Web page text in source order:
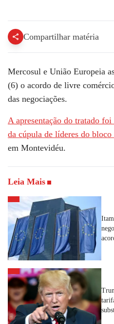
Compartilhar matéria
Mercosul e União Europeia
(6) o acordo de livre
das negociações.
A apresentação do tratado
da cúpula de líderes do
em Montevidéu.
Leia Mais